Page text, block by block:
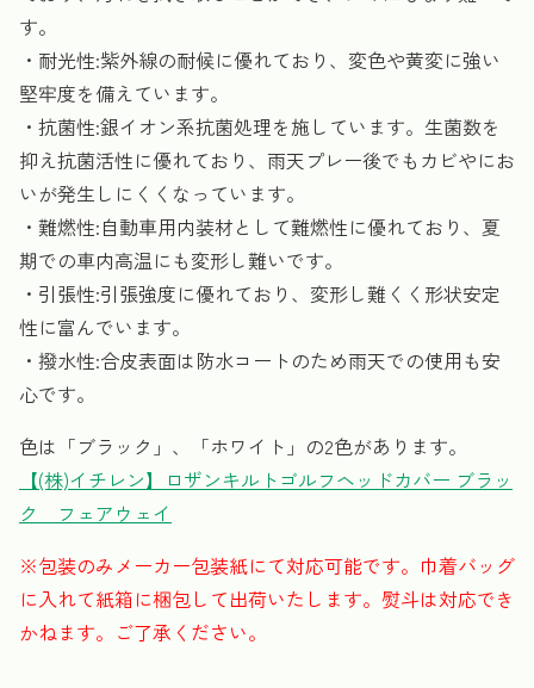
す。
・耐光性:紫外線の耐候に優れており、変色や黄変に強い
堅牢度を備えています。
・抗菌性:銀イオン系抗菌処理を施しています。生菌数を
抑え抗菌活性に優れており、雨天プレー後でもカビやにお
いが発生しにくくなっています。
・難燃性:自動車用内装材として難燃性に優れており、夏
期での車内高温にも変形し難いです。
・引張性:引張強度に優れており、変形し難くく形状安定
性に富んでいます。
・撥水性:合皮表面は防水コートのため雨天での使用も安
心です。
色は「ブラック」、「ホワイト」の2色があります。
【(株)イチレン】ロザンキルトゴルフヘッドカバー ブラッ
ク フェアウェイ
※包装のみメーカー包装紙にて対応可能です。巾着バッグ
に入れて紙箱に梱包して出荷いたします。熨斗は対応でき
かねます。ご了承ください。